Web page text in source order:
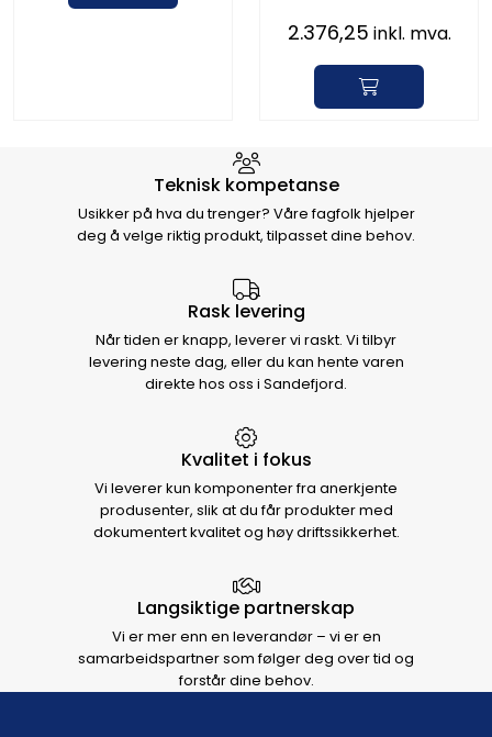
2.376,25 inkl. mva.
Hvorfor velge Storm Halvorsen
Teknisk kompetanse
Usikker på hva du trenger? Våre fagfolk hjelper
deg å velge riktig produkt, tilpasset dine behov.
Rask levering
Når tiden er knapp, leverer vi raskt. Vi tilbyr
levering neste dag, eller du kan hente varen
direkte hos oss i Sandefjord.
Kvalitet i fokus
Vi leverer kun komponenter fra anerkjente
produsenter, slik at du får produkter med
dokumentert kvalitet og høy driftssikkerhet.
Langsiktige partnerskap
Vi er mer enn en leverandør – vi er en
samarbeidspartner som følger deg over tid og
forstår dine behov.